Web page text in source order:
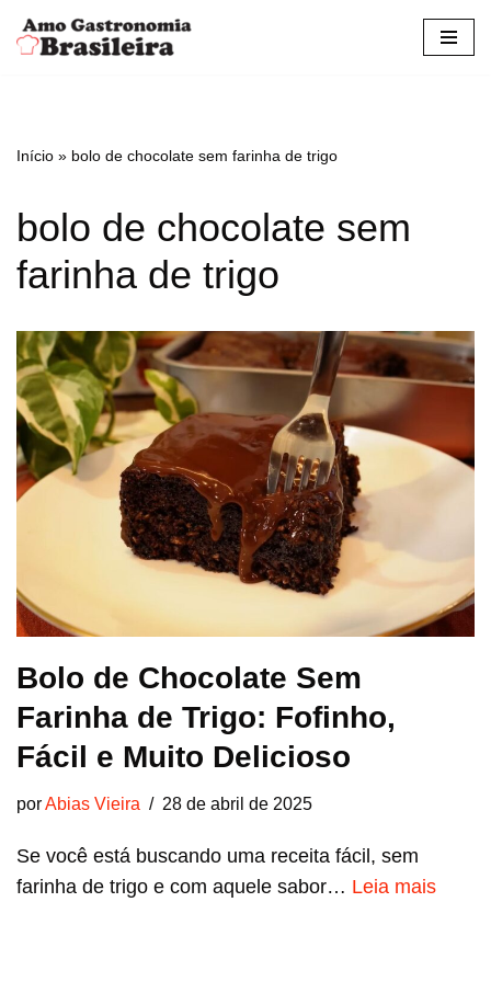
Pular
conteúdo
Início » bolo de chocolate sem farinha de trigo
bolo de chocolate sem
farinha de trigo
Bolo de Chocolate Sem
Farinha de Trigo: Fofinho,
Fácil e Muito Delicioso
porAbias Vieira 28 de abril de 2025
Se você está buscando uma receita fácil, sem
farinha de trigo e com aquele sabor… Leia mais